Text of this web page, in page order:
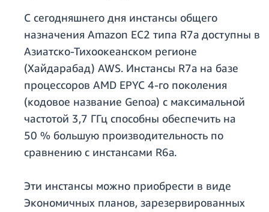
С сегодняшнего дня инстансы общего
назначения Amazon EC2 типа R7a доступны в
Азиатско-Тихоокеанском регионе
(Хайдарабад) AWS. Инстансы R7a на базе
процессоров AMD EPYC 4-го поколения
(кодовое название Genoa) с максимальной
частотой 3,7 ГГц способны обеспечить на
50 % большую производительность по
сравнению с инстансами R6a.
Эти инстансы можно приобрести в виде
Экономичных планов, зарезервированных